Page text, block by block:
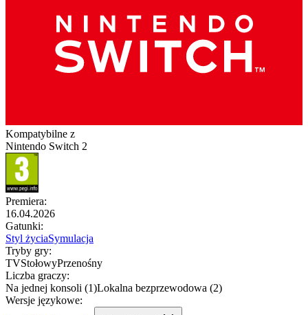
Kompatybilne z
Nintendo Switch 2
Premiera:
16.04.2026
Gatunki:
Styl życiaSymulacja
Tryby gry:
TVStołowyPrzenośny
Liczba graczy:
Na jednej konsoli (1)Lokalna bezprzewodowa (2)
Wersje językowe: